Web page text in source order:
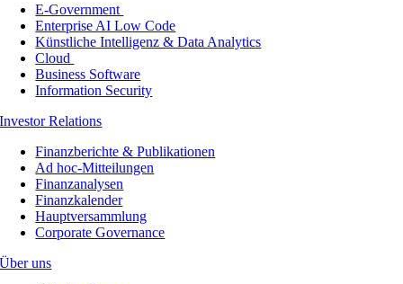
E-Government
Enterprise AI Low Code
Künstliche Intelligenz & Data Analytics
Cloud
Business Software
Information Security
Investor Relations
Finanzberichte & Publikationen
Ad hoc-Mitteilungen
Finanzanalysen
Finanzkalender
Hauptversammlung
Corporate Governance
Über uns